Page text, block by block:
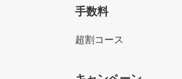
手数料
超割コース